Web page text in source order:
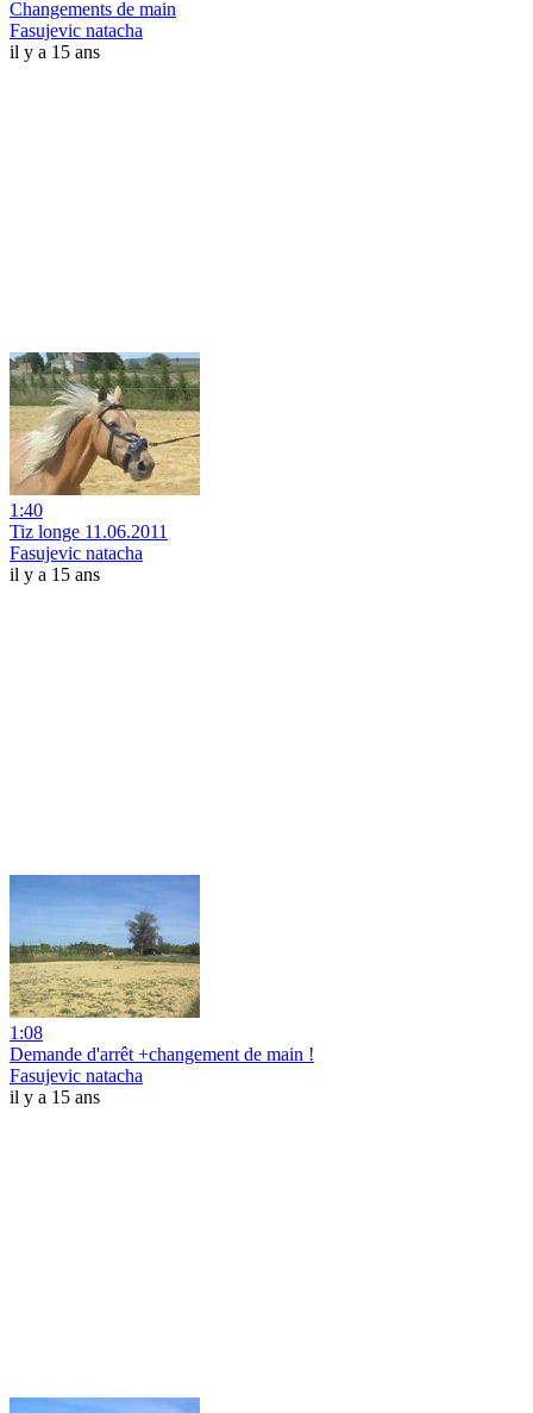
Changements de main
Fasujevic natacha
il y a 15 ans
1:40
Tiz longe 11.06.2011
Fasujevic natacha
il y a 15 ans
1:08
Demande d'arrêt +changement de main !
Fasujevic natacha
il y a 15 ans